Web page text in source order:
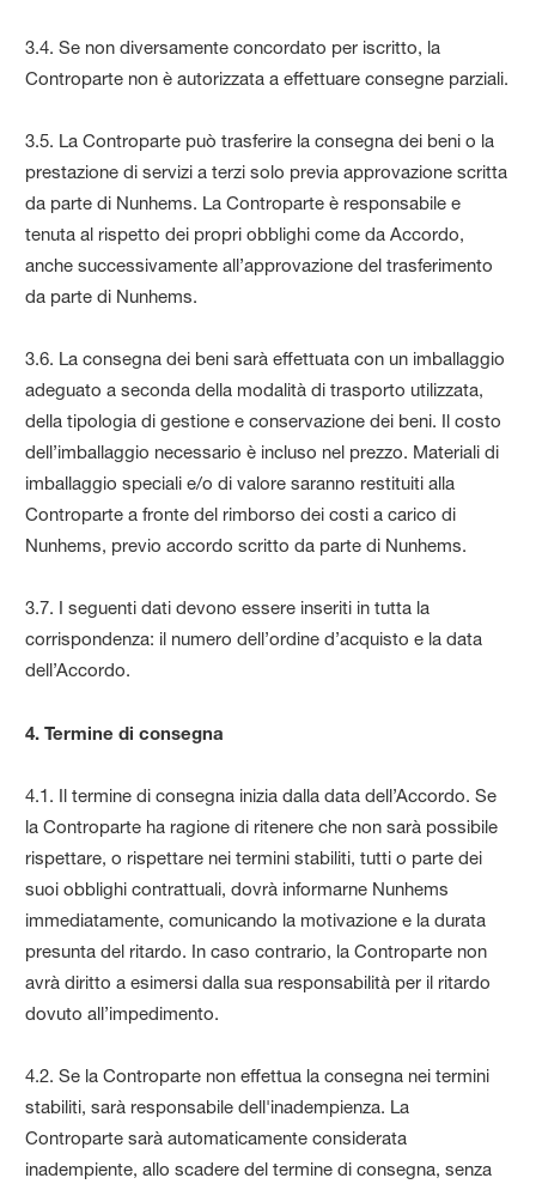
3.4. Se non diversamente concordato per iscritto, la
Controparte non è autorizzata a effettuare consegne parziali.
3.5. La Controparte può trasferire la consegna dei beni o la
prestazione di servizi a terzi solo previa approvazione scritta
da parte di Nunhems. La Controparte è responsabile e
tenuta al rispetto dei propri obblighi come da Accordo,
anche successivamente all’approvazione del trasferimento
da parte di Nunhems.
3.6. La consegna dei beni sarà effettuata con un imballaggio
adeguato a seconda della modalità di trasporto utilizzata,
della tipologia di gestione e conservazione dei beni. Il costo
dell’imballaggio necessario è incluso nel prezzo. Materiali di
imballaggio speciali e/o di valore saranno restituiti alla
Controparte a fronte del rimborso dei costi a carico di
Nunhems, previo accordo scritto da parte di Nunhems.
3.7. I seguenti dati devono essere inseriti in tutta la
corrispondenza: il numero dell’ordine d’acquisto e la data
dell’Accordo.
4. Termine di consegna
4.1. Il termine di consegna inizia dalla data dell’Accordo. Se
la Controparte ha ragione di ritenere che non sarà possibile
rispettare, o rispettare nei termini stabiliti, tutti o parte dei
suoi obblighi contrattuali, dovrà informarne Nunhems
immediatamente, comunicando la motivazione e la durata
presunta del ritardo. In caso contrario, la Controparte non
avrà diritto a esimersi dalla sua responsabilità per il ritardo
dovuto all’impedimento.
4.2. Se la Controparte non effettua la consegna nei termini
stabiliti, sarà responsabile dell'inadempienza. La
Controparte sarà automaticamente considerata
inadempiente, allo scadere del termine di consegna, senza